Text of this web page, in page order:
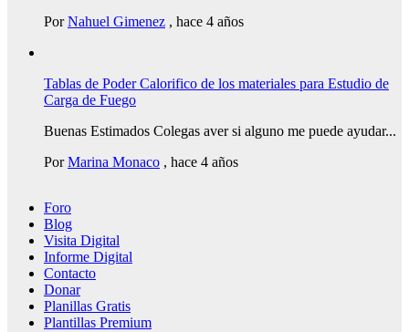
PorNahuel Gimenez , hace 4 años
Tablas de Poder Calorifico de los materiales para Estudio de
Carga de Fuego
Buenas Estimados Colegas aver si alguno me puede ayudar...
PorMarina Monaco , hace 4 años
Foro
Blog
Visita Digital
Informe Digital
Contacto
Donar
Planillas Gratis
Plantillas Premium